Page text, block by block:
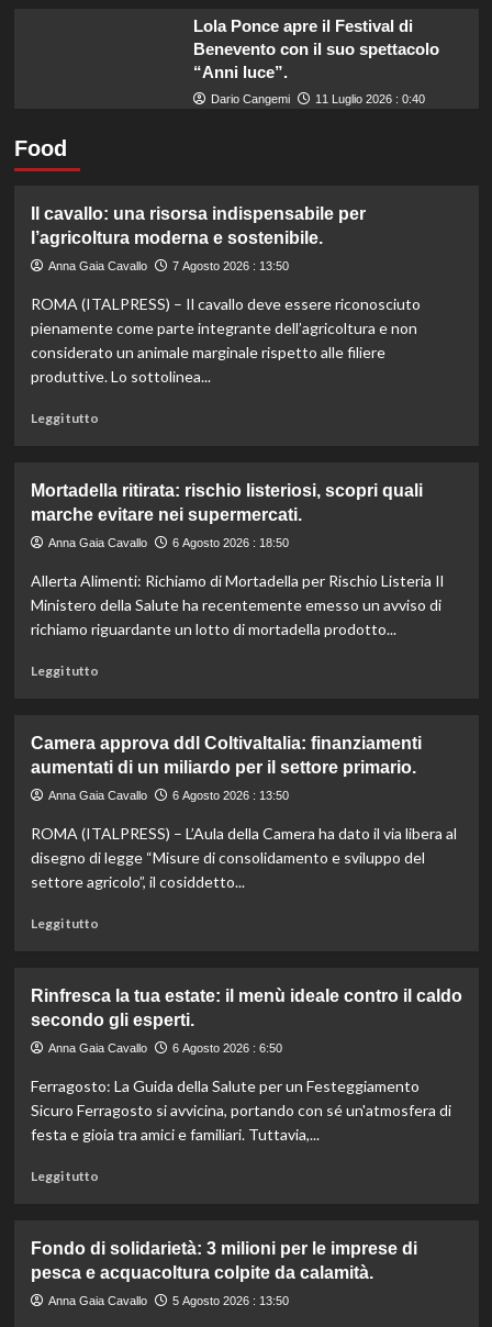
Lola Ponce apre il Festival di
Benevento con il suo spettacolo
“Anni luce”.
Dario Cangemi 11 Luglio 2026 : 0:40
Food
Il cavallo: una risorsa indispensabile per
l’agricoltura moderna e sostenibile.
Anna Gaia Cavallo 7 Agosto 2026 : 13:50
ROMA (ITALPRESS) – Il cavallo deve essere riconosciuto
pienamente come parte integrante dell’agricoltura e non
considerato un animale marginale rispetto alle filiere
produttive. Lo sottolinea...
Leggi tuttoLeggi
Il
cavallo:
una
indispensabile
per
l’agricoltura
Mortadella ritirata: rischio listeriosi, scopri quali
marche evitare nei supermercati.
Anna Gaia Cavallo 6 Agosto 2026 : 18:50
Allerta Alimenti: Richiamo di Mortadella per Rischio Listeria Il
Ministero della Salute ha recentemente emesso un avviso di
richiamo riguardante un lotto di mortadella prodotto...
Leggi tuttoLeggi
Mortadella
ritirata:
rischio
scopri
quali
marche
Camera approva ddl ColtivaItalia: finanziamenti
aumentati di un miliardo per il settore primario.
Anna Gaia Cavallo 6 Agosto 2026 : 13:50
ROMA (ITALPRESS) – L’Aula della Camera ha dato il via libera al
disegno di legge “Misure di consolidamento e sviluppo del
settore agricolo”, il cosiddetto...
Leggi tuttoLeggi
Camera
approva
ddl
finanziamenti
aumentati
di
primario.
Rinfresca la tua estate: il menù ideale contro il caldo
secondo gli esperti.
Anna Gaia Cavallo 6 Agosto 2026 : 6:50
Ferragosto: La Guida della Salute per un Festeggiamento
Sicuro Ferragosto si avvicina, portando con sé un'atmosfera di
festa e gioia tra amici e familiari. Tuttavia,...
Leggi tuttoLeggi
Rinfresca
la
tua
Fondo di solidarietà: 3 milioni per le imprese di
pesca e acquacoltura colpite da calamità.
Anna Gaia Cavallo 5 Agosto 2026 : 13:50